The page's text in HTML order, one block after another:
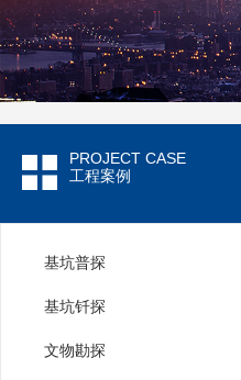
PROJECT CASE
工程案例
基坑普探
基坑钎探
文物勘探